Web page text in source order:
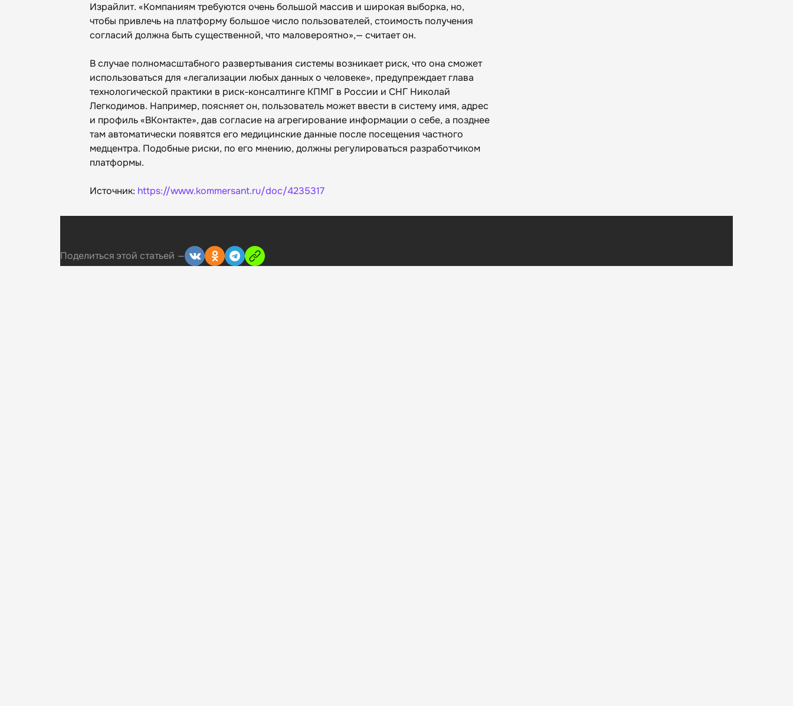
Израйлит. «Компаниям требуются очень большой массив и широкая выборка, но,
чтобы привлечь на платформу большое число пользователей, стоимость получения
согласий должна быть существенной, что маловероятно»,— считает он.
В случае полномасштабного развертывания системы возникает риск, что она сможет
использоваться для «легализации любых данных о человеке», предупреждает глава
технологической практики в риск-консалтинге КПМГ в России и СНГ Николай
Легкодимов. Например, поясняет он, пользователь может ввести в систему имя, адрес
и профиль «ВКонтакте», дав согласие на агрегирование информации о себе, а позднее
там автоматически появятся его медицинские данные после посещения частного
медцентра. Подобные риски, по его мнению, должны регулироваться разработчиком
платформы.
Источник: https://www.kommersant.ru/doc/4235317
Поделиться этой статьей